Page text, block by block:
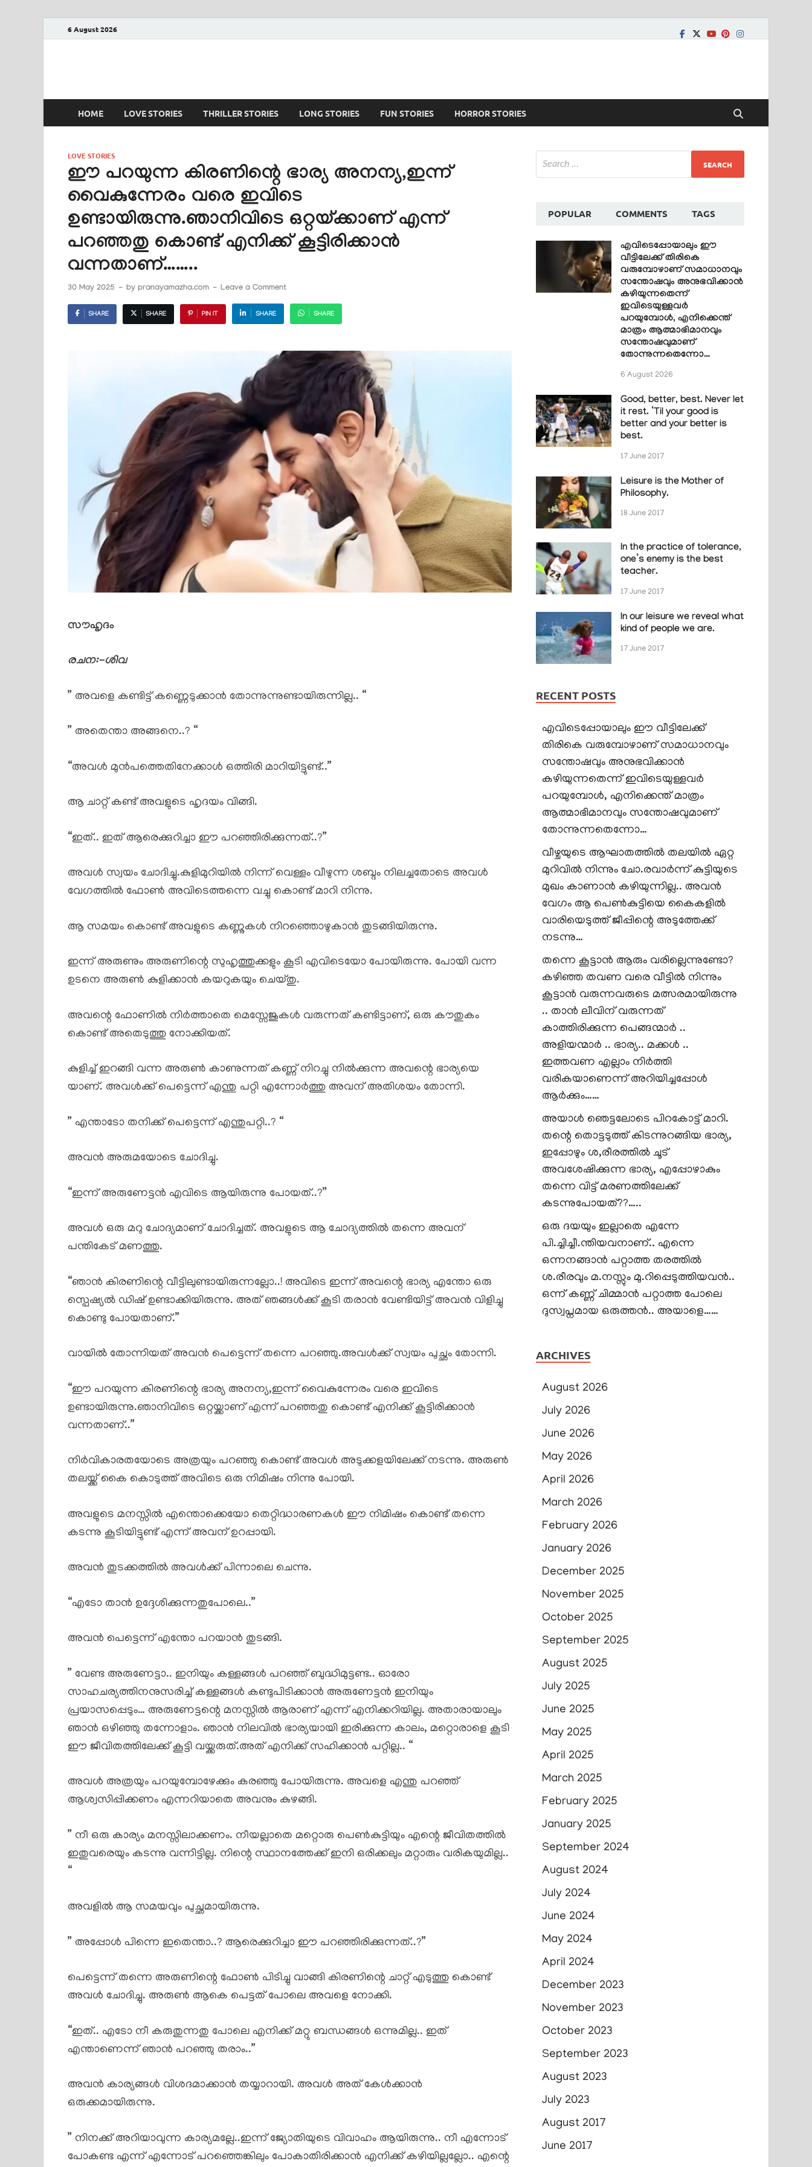
6 August 2026
HOME LOVE STORIES THRILLER STORIES LONG STORIES FUN STORIES HORROR STORIES
LOVE STORIES
ഈ പറയുന്ന കിരണിന്റെ ഭാര്യ അനന്യ,ഇന്ന്
വൈകുന്നേരം വരെ ഇവിടെ
ഉണ്ടായിരുന്നു.ഞാനിവിടെ ഒറ്റയ്ക്കാണ് എന്ന്
പറഞ്ഞതു കൊണ്ട് എനിക്ക് കൂട്ടിരിക്കാൻ
വന്നതാണ്……..
30 May 2025 - by pranayamazha.com - Leave a Comment
SHARE SHARE PIN IT SHARE SHARE
സൗഹൃദം
രചന:-ശിവ
” അവളെ കണ്ടിട്ട് കണ്ണെടുക്കാൻ തോന്നുന്നുണ്ടായിരുന്നില്ല.. “
” അതെന്താ അങ്ങനെ..? “
“അവൾ മുൻപത്തെതിനേക്കാൾ ഒത്തിരി മാറിയിട്ടുണ്ട്..”
ആ ചാറ്റ് കണ്ട് അവളുടെ ഹൃദയം വിങ്ങി.
“ഇത്.. ഇത് ആരെക്കുറിച്ചാ ഈ പറഞ്ഞിരിക്കുന്നത്..?”
അവൾ സ്വയം ചോദിച്ചു.കുളിമുറിയിൽ നിന്ന് വെള്ളം വീഴുന്ന ശബ്ദം നിലച്ചതോടെ അവൾ
വേഗത്തിൽ ഫോൺ അവിടെത്തന്നെ വച്ചു കൊണ്ട് മാറി നിന്നു.
ആ സമയം കൊണ്ട് അവളുടെ കണ്ണുകൾ നിറഞ്ഞൊഴുകാൻ തുടങ്ങിയിരുന്നു.
ഇന്ന് അരുണും അരുണിന്റെ സുഹൃത്തുക്കളും കൂടി എവിടെയോ പോയിരുന്നു. പോയി വന്ന
ഉടനെ അരുൺ കുളിക്കാൻ കയറുകയും ചെയ്തു.
അവന്റെ ഫോണിൽ നിർത്താതെ മെസ്സേജുകൾ വരുന്നത് കണ്ടിട്ടാണ്, ഒരു കൗതുകം
കൊണ്ട് അതെടുത്തു നോക്കിയത്.
കുളിച്ച് ഇറങ്ങി വന്ന അരുൺ കാണുന്നത് കണ്ണ് നിറച്ചു നിൽക്കുന്ന അവന്റെ ഭാര്യയെ
യാണ്. അവൾക്ക് പെട്ടെന്ന് എന്തു പറ്റി എന്നോർത്തു അവന് അതിശയം തോന്നി.
” എന്താടോ തനിക്ക് പെട്ടെന്ന് എന്തുപറ്റി..? “
അവൻ അരുമയോടെ ചോദിച്ചു.
“ഇന്ന് അരുണേട്ടൻ എവിടെ ആയിരുന്നു പോയത്..?”
അവൾ ഒരു മറു ചോദ്യമാണ് ചോദിച്ചത്. അവളുടെ ആ ചോദ്യത്തിൽ തന്നെ അവന്
പന്തികേട് മണത്തു.
“ഞാൻ കിരണിന്റെ വീട്ടിലുണ്ടായിരുന്നല്ലോ..! അവിടെ ഇന്ന് അവന്റെ ഭാര്യ എന്തോ ഒരു
സ്പെഷ്യൽ ഡിഷ് ഉണ്ടാക്കിയിരുന്നു. അത് ഞങ്ങൾക്ക് കൂടി തരാൻ വേണ്ടിയിട്ട് അവൻ വിളിച്ചു
കൊണ്ടു പോയതാണ്.”
വായിൽ തോന്നിയത് അവൻ പെട്ടെന്ന് തന്നെ പറഞ്ഞു.അവൾക്ക് സ്വയം പുച്ഛം തോന്നി.
“ഈ പറയുന്ന കിരണിന്റെ ഭാര്യ അനന്യ,ഇന്ന് വൈകുന്നേരം വരെ ഇവിടെ
ഉണ്ടായിരുന്നു.ഞാനിവിടെ ഒറ്റയ്ക്കാണ് എന്ന് പറഞ്ഞതു കൊണ്ട് എനിക്ക് കൂട്ടിരിക്കാൻ
വന്നതാണ്..”
നിർവികാരതയോടെ അത്രയും പറഞ്ഞു കൊണ്ട് അവൾ അടുക്കളയിലേക്ക് നടന്നു. അരുൺ
തലയ്ക്ക് കൈ കൊടുത്ത് അവിടെ ഒരു നിമിഷം നിന്നു പോയി.
അവളുടെ മനസ്സിൽ എന്തൊക്കെയോ തെറ്റിദ്ധാരണകൾ ഈ നിമിഷം കൊണ്ട് തന്നെ
കടന്നു കൂടിയിട്ടുണ്ട് എന്ന് അവന് ഉറപ്പായി.
അവൻ തുടക്കത്തിൽ അവൾക്ക് പിന്നാലെ ചെന്നു.
“എടോ താൻ ഉദ്ദേശിക്കുന്നതുപോലെ..”
അവൻ പെട്ടെന്ന് എന്തോ പറയാൻ തുടങ്ങി.
” വേണ്ട അരുണേട്ടാ.. ഇനിയും കള്ളങ്ങൾ പറഞ്ഞ് ബുദ്ധിമുട്ടണ്ട.. ഓരോ
സാഹചര്യത്തിനനുസരിച്ച് കള്ളങ്ങൾ കണ്ടുപിടിക്കാൻ അരുണേട്ടൻ ഇനിയും
പ്രയാസപ്പെടും… അരുണേട്ടന്റെ മനസ്സിൽ ആരാണ് എന്ന് എനിക്കറിയില്ല. അതാരായാലും
ഞാൻ ഒഴിഞ്ഞു തന്നോളാം. ഞാൻ നിലവിൽ ഭാര്യയായി ഇരിക്കുന്ന കാലം, മറ്റൊരാളെ കൂടി
ഈ ജീവിതത്തിലേക്ക് കൂട്ടി വയ്ക്കരുത്.അത് എനിക്ക് സഹിക്കാൻ പറ്റില്ല.. “
അവൾ അത്രയും പറയുമ്പോഴേക്കും കരഞ്ഞു പോയിരുന്നു. അവളെ എന്തു പറഞ്ഞ്
ആശ്വസിപ്പിക്കണം എന്നറിയാതെ അവനും കുഴങ്ങി.
” നീ ഒരു കാര്യം മനസ്സിലാക്കണം. നീയല്ലാതെ മറ്റൊരു പെൺകുട്ടിയും എന്റെ ജീവിതത്തിൽ
ഇതുവരെയും കടന്നു വന്നിട്ടില്ല. നിന്റെ സ്ഥാനത്തേക്ക് ഇനി ഒരിക്കലും മറ്റാരും വരികയുമില്ല..
“
അവളിൽ ആ സമയവും പുച്ഛമായിരുന്നു.
” അപ്പോൾ പിന്നെ ഇതെന്താ..? ആരെക്കുറിച്ചാ ഈ പറഞ്ഞിരിക്കുന്നത്..?”
പെട്ടെന്ന് തന്നെ അരുണിന്റെ ഫോൺ പിടിച്ചു വാങ്ങി കിരണിന്റെ ചാറ്റ് എടുത്തു കൊണ്ട്
അവൾ ചോദിച്ചു. അരുൺ ആകെ പെട്ടത് പോലെ അവളെ നോക്കി.
“ഇത്.. എടോ നീ കരുതുന്നതു പോലെ എനിക്ക് മറ്റു ബന്ധങ്ങൾ ഒന്നുമില്ല.. ഇത്
എന്താണെന്ന് ഞാൻ പറഞ്ഞു തരാം..”
അവൻ കാര്യങ്ങൾ വിശദമാക്കാൻ തയ്യാറായി. അവൾ അത് കേൾക്കാൻ
ഒരുക്കമായിരുന്നു.
” നിനക്ക് അറിയാവുന്ന കാര്യമല്ലേ..ഇന്ന് ജ്യോതിയുടെ വിവാഹം ആയിരുന്നു.. നീ എന്നോട്
പോകണ്ട എന്ന് എന്നോട് പറഞ്ഞെങ്കിലും പോകാതിരിക്കാൻ എനിക്ക് കഴിയില്ലല്ലോ.. എന്റെ
POPULAR COMMENTS TAGS
എവിടെപ്പോയാലും ഈ
വീട്ടിലേക്ക് തിരികെ
വരുമ്പോഴാണ് സമാധാനവും
സന്തോഷവും അനുഭവിക്കാൻ
കഴിയുന്നതെന്ന്
ഇവിടെയുള്ളവർ
പറയുമ്പോൾ, എനിക്കെന്ത്
മാത്രം ആത്മാഭിമാനവും
സന്തോഷവുമാണ്
തോന്നുന്നതെന്നോ…
6 August 2026
Good, better, best. Never let
it rest. ‘Til your good is
better and your better is
best.
17 June 2017
Leisure is the Mother of
Philosophy.
18 June 2017
In the practice of tolerance,
one’s enemy is the best
teacher.
17 June 2017
In our leisure we reveal what
kind of people we are.
17 June 2017
RECENT POSTS
എവിടെപ്പോയാലും ഈ വീട്ടിലേക്ക്
തിരികെ വരുമ്പോഴാണ് സമാധാനവും
സന്തോഷവും അനുഭവിക്കാൻ
കഴിയുന്നതെന്ന് ഇവിടെയുള്ളവർ
പറയുമ്പോൾ, എനിക്കെന്ത് മാത്രം
ആത്മാഭിമാനവും സന്തോഷവുമാണ്
തോന്നുന്നതെന്നോ…
വീഴ്ചയുടെ ആഘാതത്തിൽ തലയിൽ ഏറ്റ
മുറിവിൽ നിന്നും ചോ.രവാർന്ന് കുട്ടിയുടെ
മുഖം കാണാൻ കഴിയുന്നില്ല.. അവൻ
വേഗം ആ പെൺകുട്ടിയെ കൈകളിൽ
വാരിയെടുത്ത് ജീപ്പിന്റെ അടുത്തേക്ക്
നടന്നു…
തന്നെ കൂട്ടാൻ ആരും വരില്ലെന്നുണ്ടോ?
കഴിഞ്ഞ തവണ വരെ വീട്ടിൽ നിന്നും
കൂട്ടാൻ വരുന്നവരുടെ മത്സരമായിരുന്നു
.. താൻ ലീവിന് വരുന്നത്
കാത്തിരിക്കുന്ന പെങ്ങന്മാർ ..
അളിയന്മാർ .. ഭാര്യ.. മക്കൾ ..
ഇത്തവണ എല്ലാം നിർത്തി
വരികയാണെന്ന് അറിയിച്ചപ്പോൾ
ആർക്കും……
അയാൾ ഞെട്ടലോടെ പിറകോട്ട് മാറി.
തന്റെ തൊട്ടടുത്ത് കിടന്നുറങ്ങിയ ഭാര്യ,
ഇപ്പോഴും ശ,രീരത്തിൽ ചൂട്
അവശേഷിക്കുന്ന ഭാര്യ, എപ്പോഴാകും
തന്നെ വിട്ട് മരണത്തിലേക്ക്
കടന്നുപോയത്??…..
ഒരു ദയയും ഇല്ലാതെ എന്നേ
പി.ച്ചിച്ചീ.ന്തിയവനാണ്.. എന്നെ
ഒന്നനങ്ങാൻ പറ്റാത്ത തരത്തിൽ
ശ.രീരവും മ.നസ്സും മു.റിപ്പെടുത്തിയവൻ..
ഒന്ന് കണ്ണ് ചിമ്മാൻ പറ്റാത്ത പോലെ
ദുസ്വപ്നമായ ഒരുത്തൻ.. അയാളെ……
ARCHIVES
August 2026
July 2026
June 2026
May 2026
April 2026
March 2026
February 2026
January 2026
December 2025
November 2025
October 2025
September 2025
August 2025
July 2025
June 2025
May 2025
April 2025
March 2025
February 2025
January 2025
September 2024
August 2024
July 2024
June 2024
May 2024
April 2024
December 2023
November 2023
October 2023
September 2023
August 2023
July 2023
August 2017
June 2017